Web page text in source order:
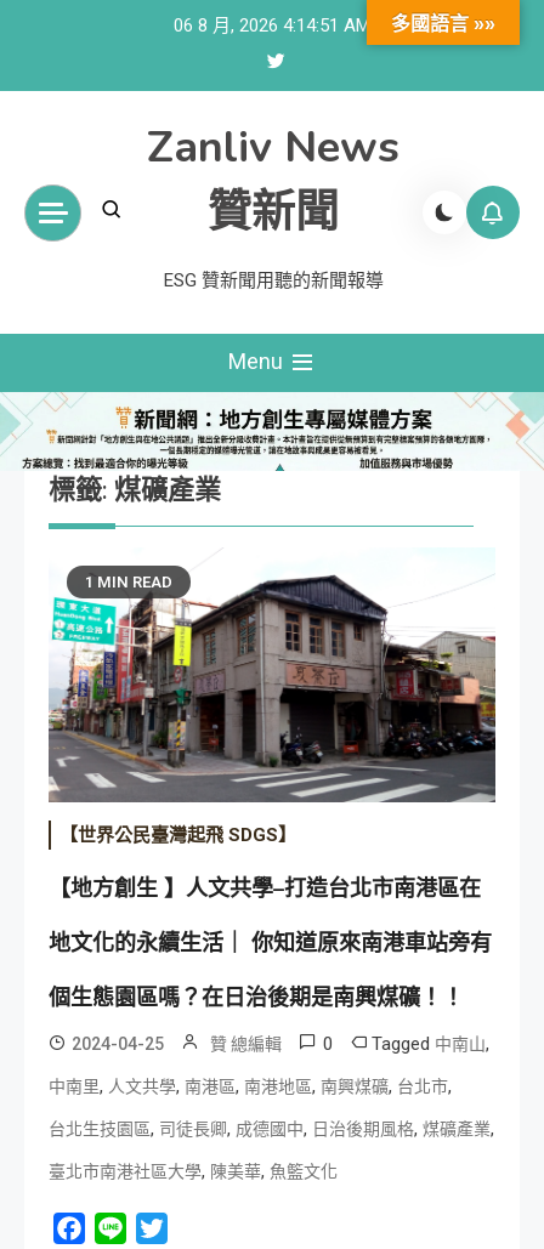
06 8 月, 2026 4:14:52 AM
Zanliv News
贊新聞
ESG 贊新聞用聽的新聞報導
Menu
標籤: 煤礦產業
1 MIN READ
【世界公民臺灣起飛 SDGS】
【地方創生 】人文共學–打造台北市南港區在
地文化的永續生活｜ 你知道原來南港車站旁有
個生態園區嗎？在日治後期是南興煤礦！！
2024-04-25 贊 總編輯 0 Tagged 中南山,
中南里, 人文共學, 南港區, 南港地區, 南興煤礦, 台北市,
台北生技園區, 司徒長卿, 成德國中, 日治後期風格, 煤礦產業,
臺北市南港社區大學, 陳美華, 魚籃文化
Facebook
Line
多國語言 »»